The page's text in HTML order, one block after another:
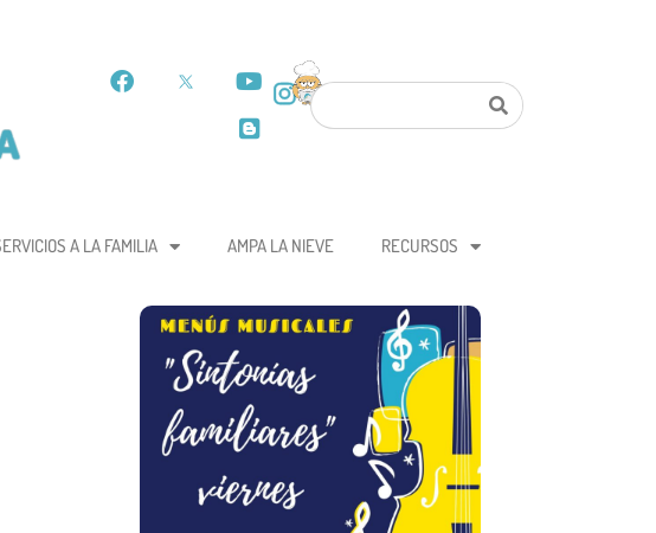
A LA FAMILIA AMPA LA NIEVE RECURSOS